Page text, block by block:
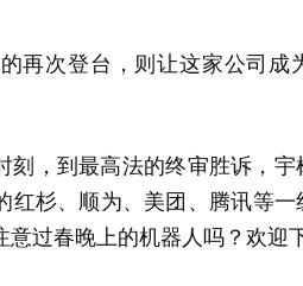
再次登台，则让这家公司
刻，到最高法的终审胜诉，
红杉、顺为、美团、腾讯等
意过春晚上的机器人吗？欢迎